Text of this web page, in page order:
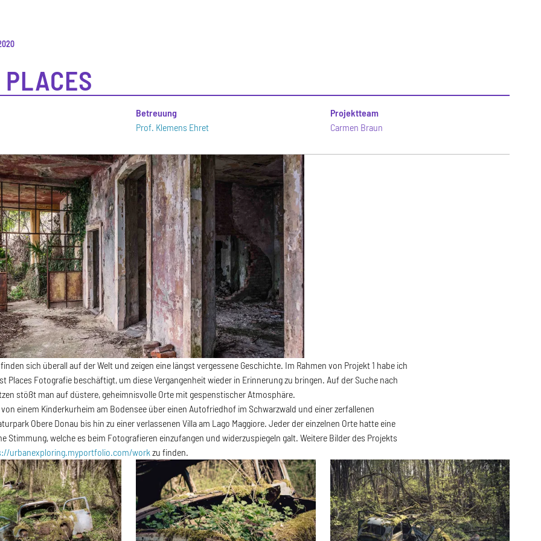
Betreuung
Prof. Klemens Ehret
Projektteam
Carmen Braun
sich überall auf der Welt und zeigen eine längst vergessene Geschichte. Im Rahmen von Projekt 1 habe ich
Places Fotografie beschäftigt, um diese Vergangenheit wieder in Erinnerung zu bringen. Auf der Suche nach
stößt man auf düstere, geheimnisvolle Orte mit gespenstischer Atmosphäre.
einem Kinderkurheim am Bodensee über einen Autofriedhof im Schwarzwald und einer zerfallenen
Obere Donau bis hin zu einer verlassenen Villa am Lago Maggiore. Jeder der einzelnen Orte hatte eine
Stimmung, welche es beim Fotografieren einzufangen und widerzuspiegeln galt. Weitere Bilder des Projekts
urbanexploring.myportfolio.com/work zu finden.